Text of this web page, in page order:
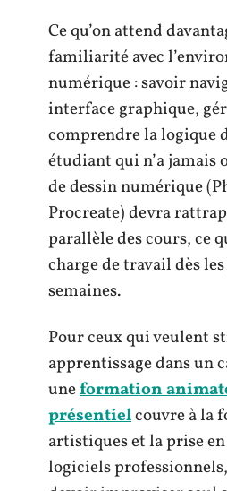
Ce qu’on attend
familiarité avec
numérique : savoir
interface graphique,
comprendre la logique
étudiant qui n’a jamais
de dessin numérique
Procreate) devra
parallèle des cours, ce
charge de travail dès
semaines.
Pour ceux qui veulent
apprentissage dans un
uneformation
présentielcouvre à la
artistiques et la prise
logiciels